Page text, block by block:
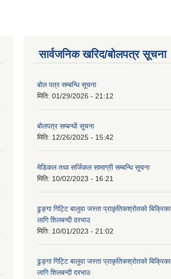
सार्वजनिक खरिद/बोलपत्र सूचना
बोल पत्र सम्बन्धि सूचना
मिति: 01/29/2026 - 21:12
बोलपत्र सम्बन्धी सूचना
मिति: 12/26/2025 - 15:42
मेडिकल तथा सर्जिकल सामाग्री सम्बन्धि सूचना
मिति: 10/02/2023 - 16:21
ढुङ्गा गिट्टि बालुवा जस्ता प्राकृतिकश्रोतको बिक्रिका
लागि शिलबन्दी दरभाउ
मिति: 10/01/2023 - 21:02
ढुङ्गा गिट्टि बालुवा जस्ता प्राकृतिकश्रोतको बिक्रिका
लागि शिलबन्दी दरभाउ